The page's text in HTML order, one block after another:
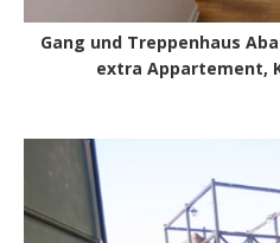
Gang und Treppenhaus
extra Appartement,